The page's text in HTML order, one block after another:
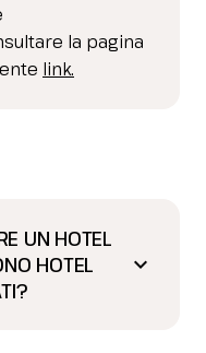
la pagina
link.
UN HOTEL
HOTEL
keyboard_arrow_down